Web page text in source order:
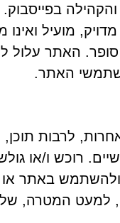
מועיל ואינו
סופר. האתר עלול
האתר.
אחרות, לרבות
רוכש ו/או
באתר או
למעט המטרה,